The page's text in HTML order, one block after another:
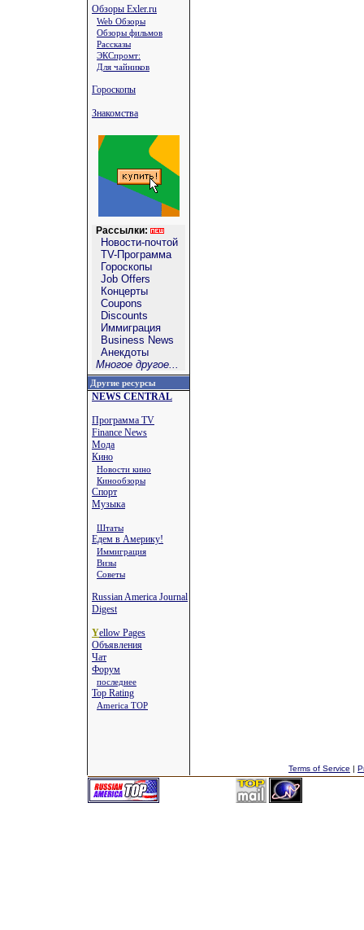
Обзоры Exler.ru
Web Обзоры
Обзоры фильмов
Рассказы
ЭКСпромт:
Для чайников
Гороскопы
Знакомства
Рассылки:
Новости-почтой
TV-Программа
Гороскопы
Job Offers
Концерты
Coupons
Discounts
Иммиграция
Business News
Анекдоты
Многое другое...
Другие ресурсы
NEWS CENTRAL
Программа TV
Finance News
Мода
Кино
Новости кино
Кинообзоры
Спорт
Музыка
Штаты
Едем в Америку!
Иммиграция
Визы
Советы
Russian America Journal
Digest
Yellow Pages
Объявления
Чат
Форум
последнее
Top Rating
America TOP
Terms of Service |